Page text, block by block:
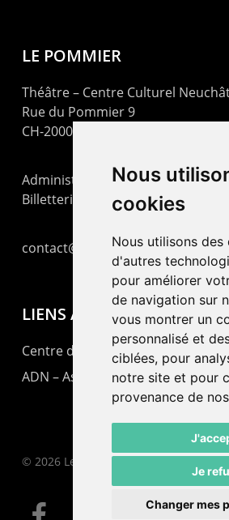
Nous
cookies
Nous utilisons des
d'autres
pour améliorer
de navigation sur
vous montrer un
personnalisé et
ciblées, pour
notre site et pour
provenance de
Je
Changer mes
LE POMMIER
Théâtre – Centre Culturel
Rue du Pommier 9
CH-2000 Neuchâtel
Administration : +41 32 725 03 03
Billetterie : +41 32 725 05 05
contact@lepommier.ch
LIENS AMIS
Centre de culture ABC
ADN – Association Danse
© 2026 Le Pommier.
facebook email